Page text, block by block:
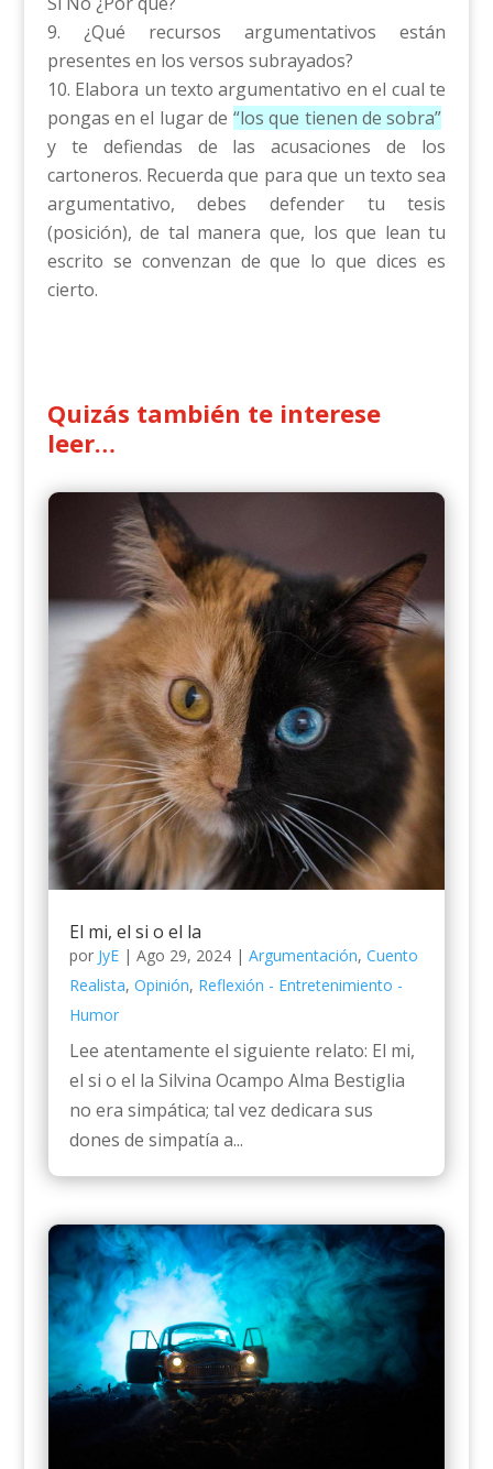
¿Qué recursos argumentativos están
presentes en los versos subrayados?
Elabora un texto argumentativo en el cual te
pongas en el lugar de “los que tienen de sobra”
y te defiendas de las acusaciones de los
cartoneros. Recuerda que para que un texto sea
argumentativo, debes defender tu tesis
(posición), de tal manera que, los que lean tu
escrito se convenzan de que lo que dices es
cierto.
Quizás también te interese
leer…
El mi, el si o el la
por JyE| Ago 29, 2024| Argumentación, Cuento
Realista, Opinión, Reflexión - Entretenimiento -
Humor
Lee atentamente el siguiente relato: El mi,
el si o el la Silvina Ocampo Alma Bestiglia
no era simpática; tal vez dedicara sus
dones de simpatía a...